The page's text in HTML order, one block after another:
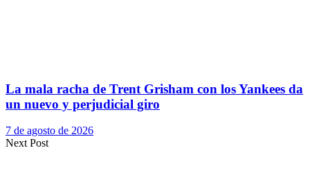
La mala racha de Trent Grisham con los Yankees da
un nuevo y perjudicial giro
7 de agosto de 2026
Next Post